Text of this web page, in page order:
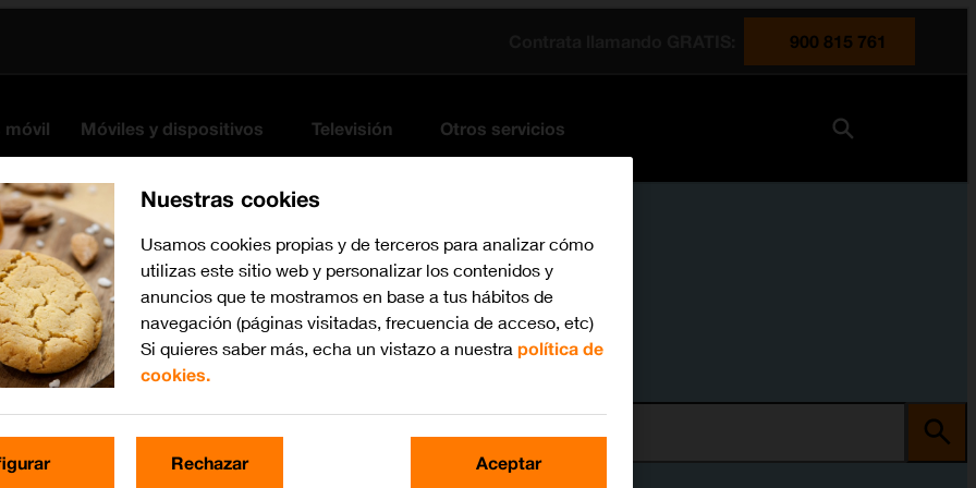
900 815 761
móvil Móviles y dispositivos Televisión Otros servicios
Nuestras cookies
Usamos cookies propias y de terceros para analizar cómo
utilizas este sitio web y personalizar los contenidos y
anuncios que te mostramos en base a tus hábitos de
navegación (páginas visitadas, frecuencia de acceso, etc)
Si quieres saber más, echa un vistazo a nuestra política de
cookies.
Rechazar Aceptar